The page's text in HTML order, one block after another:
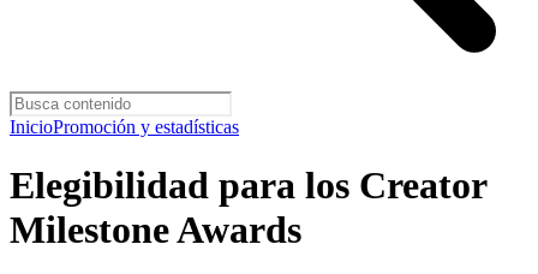
InicioPromoción y estadísticas
Elegibilidad para los Creator
Milestone Awards